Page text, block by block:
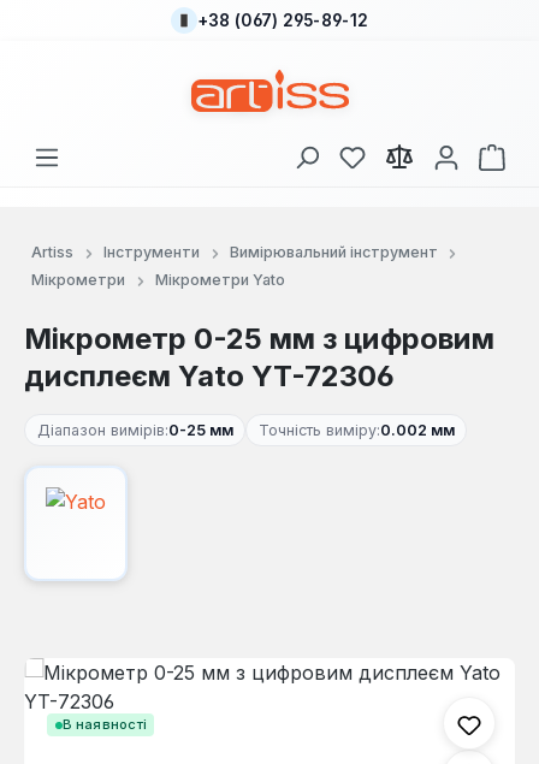
Перейти до основного вмісту
+38 (067) 295-89-12
У вас є 0 у списку
Artiss Інструменти
Вимірювальний інструмент
Мікрометри
Мікрометри Yato
Мікрометр 0-25 мм з цифровим
дисплеєм Yato YT-72306
Діапазон вимірів:0-25 мм Точність виміру:0.002 мм
В наявності
Пропустити галерею зображень